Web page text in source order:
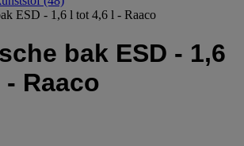
ESD - 1,6 l tot 4,6 l - Raaco
bak ESD - 1,6
Raaco